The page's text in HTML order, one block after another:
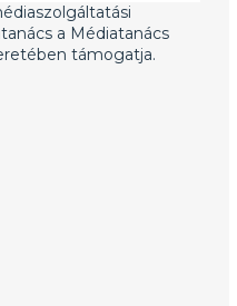
a Médiatanács
támogatja.